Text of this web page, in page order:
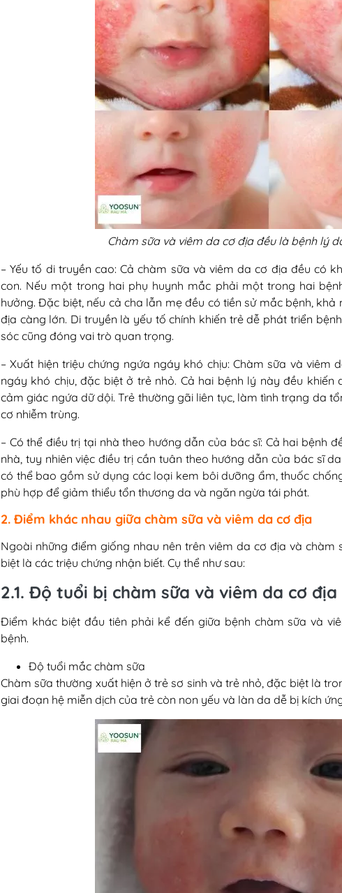
Chàm sữa và viêm da cơ địa đều là bệnh lý
– Yếu tố di truyền cao: Cả chàm sữa và viêm da cơ địa đều có
con. Nếu một trong hai phụ huynh mắc phải một trong hai
hưởng. Đặc biệt, nếu cả cha lẫn mẹ đều có tiền sử mắc bệnh,
địa càng lớn. Di truyền là yếu tố chính khiến trẻ dễ phát triển
sóc cũng đóng vai trò quan trọng.
– Xuất hiện triệu chứng ngứa ngáy khó chịu: Chàm sữa và viêm
ngáy khó chịu, đặc biệt ở trẻ nhỏ. Cả hai bệnh lý này đều
cảm giác ngứa dữ dội. Trẻ thường gãi liên tục, làm tình trạng da
cơ nhiễm trùng.
– Có thể điều trị tại nhà theo hướng dẫn của bác sĩ: Cả hai bệnh
nhà, tuy nhiên việc điều trị cần tuân theo hướng dẫn của bác sĩ
có thể bao gồm sử dụng các loại kem bôi dưỡng ẩm, thuốc
phù hợp để giảm thiểu tổn thương da và ngăn ngừa tái phát.
2. Điểm khác nhau giữa chàm sữa và viêm da cơ địa
Ngoài những điểm giống nhau nên trên viêm da cơ địa và chàm
biệt là các triệu chứng nhận biết. Cụ thể như sau:
2.1. Độ tuổi bị chàm sữa và viêm da cơ địa
Điểm khác biệt đầu tiên phải kể đến giữa bệnh chàm sữa và
bệnh.
Độ tuổi mắc chàm sữa
Chàm sữa thường xuất hiện ở trẻ sơ sinh và trẻ nhỏ, đặc biệt là
giai đoạn hệ miễn dịch của trẻ còn non yếu và làn da dễ bị kích